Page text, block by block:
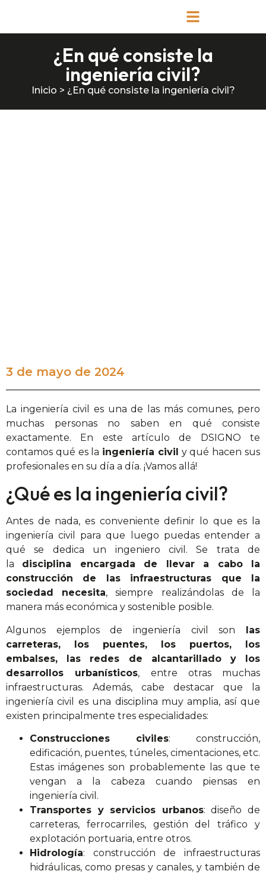
¿En qué consiste la
ingeniería civil?
Inicio > ¿En qué consiste la ingeniería civil?
3 de mayo de 2024
La ingeniería civil es una de las más comunes, pero
muchas personas no saben en qué consiste
exactamente. En este artículo de DSIGNO te
contamos qué es la ingeniería civil y qué hacen sus
profesionales en su día a día. ¡Vamos allá!
¿Qué es la ingeniería civil?
Antes de nada, es conveniente definir lo que es la
ingeniería civil para que luego puedas entender a
qué se dedica un ingeniero civil. Se trata de
la disciplina encargada de llevar a cabo la
construcción de las infraestructuras que la
sociedad necesita, siempre realizándolas de la
manera más económica y sostenible posible.
Algunos ejemplos de ingeniería civil son las
carreteras, los puentes, los puertos, los
embalses, las redes de alcantarillado y los
desarrollos urbanísticos, entre otras muchas
infraestructuras. Además, cabe destacar que la
ingeniería civil es una disciplina muy amplia, así que
existen principalmente tres especialidades:
Construcciones civiles: construcción,
edificación, puentes, túneles, cimentaciones, etc.
Estas imágenes son probablemente las que te
vengan a la cabeza cuando piensas en
ingeniería civil.
Transportes y servicios urbanos: diseño de
carreteras, ferrocarriles, gestión del tráfico y
explotación portuaria, entre otros.
Hidrología: construcción de infraestructuras
hidráulicas, como presas y canales, y también de